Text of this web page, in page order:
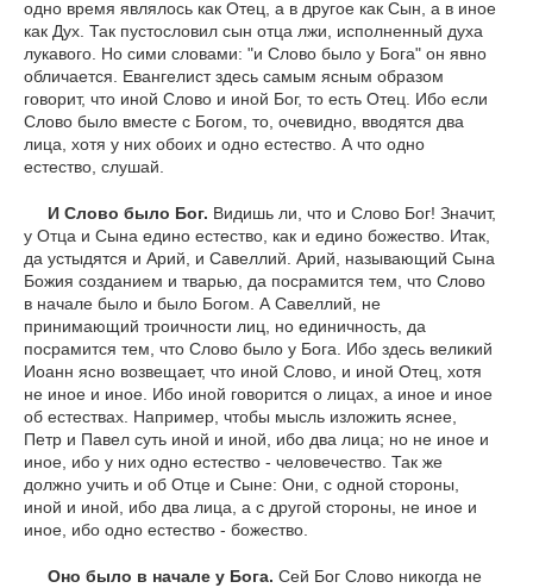
одно время являлось как Отец, а в другое как Сын, а в иное
как Дух. Так пустословил сын отца лжи, исполненный духа
лукавого. Но сими словами: "и Слово было у Бога" он явно
обличается. Евангелист здесь самым ясным образом
говорит, что иной Слово и иной Бог, то есть Отец. Ибо если
Слово было вместе с Богом, то, очевидно, вводятся два
лица, хотя у них обоих и одно естество. А что одно
естество, слушай.
И Слово было Бог. Видишь ли, что и Слово Бог! Значит,
у Отца и Сына едино естество, как и едино божество. Итак,
да устыдятся и Арий, и Савеллий. Арий, называющий Сына
Божия созданием и тварью, да посрамится тем, что Слово
в начале было и было Богом. А Савеллий, не
принимающий троичности лиц, но единичность, да
посрамится тем, что Слово было у Бога. Ибо здесь великий
Иоанн ясно возвещает, что иной Слово, и иной Отец, хотя
не иное и иное. Ибо иной говорится о лицах, а иное и иное
об естествах. Например, чтобы мысль изложить яснее,
Петр и Павел суть иной и иной, ибо два лица; но не иное и
иное, ибо у них одно естество - человечество. Так же
должно учить и об Отце и Сыне: Они, с одной стороны,
иной и иной, ибо два лица, а с другой стороны, не иное и
иное, ибо одно естество - божество.
Оно было в начале у Бога. Сей Бог Слово никогда не